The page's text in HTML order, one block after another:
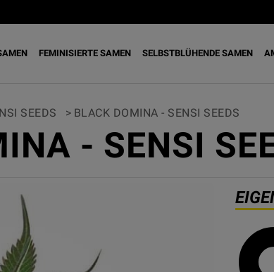
FEMINISIERTE SAMEN SELBSTBLÜHENDE SAMEN
SEEDS > BLACK DOMINA - SENSI SEEDS
- SENSI